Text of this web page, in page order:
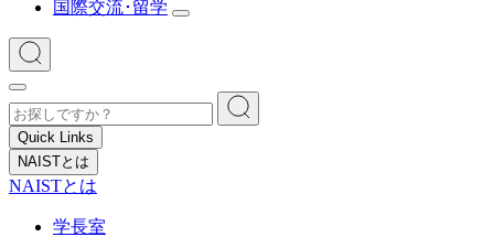
国際交流･留学
Quick Links
NAISTとは
NAISTとは
学長室